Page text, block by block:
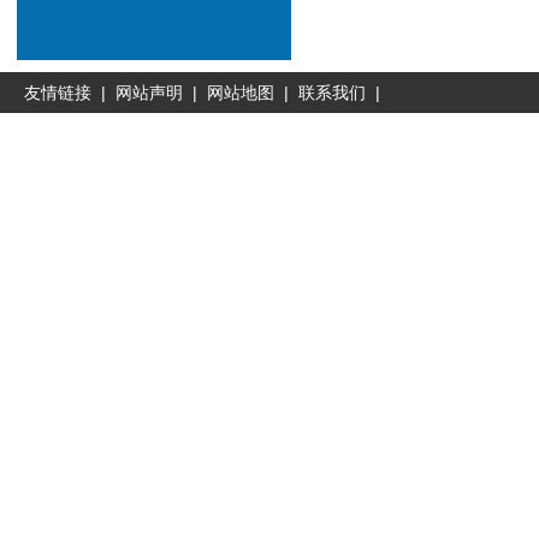
友情链接 | 网站声明 | 网站地图 | 联系我们 |